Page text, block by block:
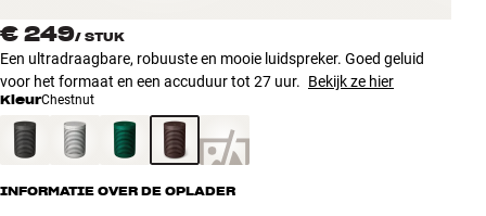
Bouw met geluid
€ 249/ STUK
Een ultradraagbare, robuuste en mooie luidspreker. Goed geluid
voor het formaat en een accuduur tot 27 uur. Bekijk ze hier
KleurChestnut
INFORMATIE OVER DE OPLADER